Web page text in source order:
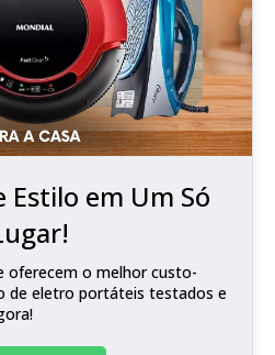
Estilo em Um Só
oferecem o melhor custo-
de eletro portáteis testados e